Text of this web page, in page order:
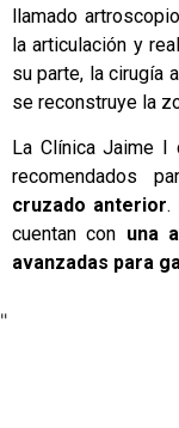
llamado
la articulación y
su parte, la cirugía
se reconstruye la
La Clínica Jaime I
recomendados
cruzado anterior.
cuentan con una
avanzadas para
"